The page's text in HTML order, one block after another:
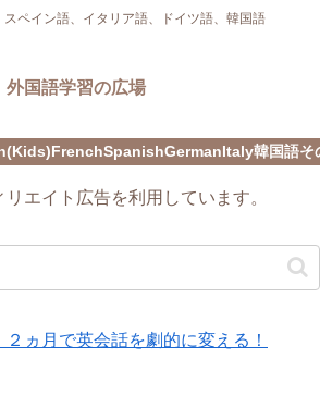
ペイン語、イタリア語、ドイツ語、韓国語
外国語学習の広場
FrenchSpanishGermanItaly韓国語そ
エイト広告を利用しています。
２ヵ月で英会話を劇的に変える！